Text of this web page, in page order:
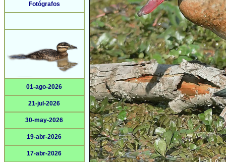
Fotógrafos
01-ago-2026
21-jul-2026
30-may-2026
19-abr-2026
17-abr-2026